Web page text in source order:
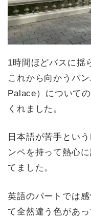
1時間ほどバスに揺
これから向かうバ
Palace）について
くれました。
日本語が苦手とい
ンペを持って熱心
てました。
英語のパートでは
て全然違う色があ